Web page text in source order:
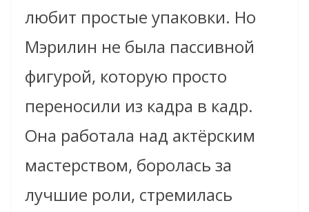
любит простые упаковки. Но
Мэрилин не была пассивной
фигурой, которую просто
переносили из кадра в кадр.
Она работала над актёрским
мастерством, боролась за
лучшие роли, стремилась